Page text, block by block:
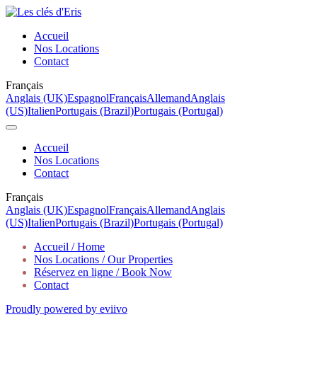
Accueil
Nos Locations
Contact
Français
Anglais (UK)EspagnolFrançaisAllemandAnglais
(US)ItalienPortugais (Brazil)Portugais (Portugal)
Accueil
Nos Locations
Contact
Français
Anglais (UK)EspagnolFrançaisAllemandAnglais
(US)ItalienPortugais (Brazil)Portugais (Portugal)
Accueil / Home
Nos Locations / Our Properties
Réservez en ligne / Book Now
Contact
Proudly powered by eviivo